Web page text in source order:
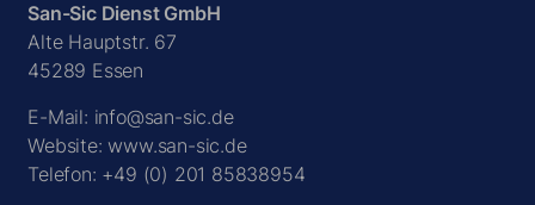
San-Sic Dienst GmbH
Alte Hauptstr. 67
45289 Essen
E-Mail: info@san-sic.de
Website: www.san-sic.de
Telefon: +49 (0) 201 85838954